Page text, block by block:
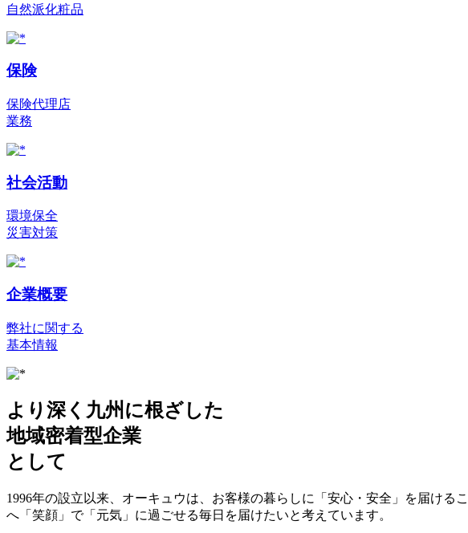
自然派化粧品
保険
保険代理店
業務
社会活動
環境保全
災害対策
企業概要
弊社に関する
基本情報
より深く九州に根ざした
地域密着型企業
として
1996年の設立以来、オーキュウは、お客様の暮らしに「安心・安全」を届け
へ「笑顔」で「元気」に過ごせる毎日を届けたいと考えています。